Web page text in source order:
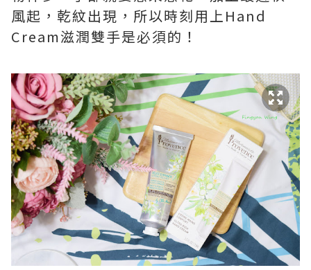
風起，乾紋出現，所以時刻用上Hand
Cream滋潤雙手是必須的！